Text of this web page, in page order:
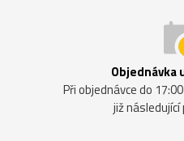
Objednávka
Při objednávce do
již následující